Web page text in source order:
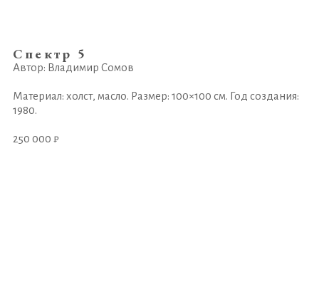
Спектр 5
Автор: Владимир Сомов
Материал: холст, масло. Размер: 100×100 см. Год создания:
1980.
250 000 ₽